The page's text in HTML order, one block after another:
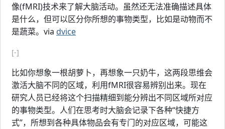
像(fMRI)技术来了解大脑活动。虽然还无法准确描述具体
是什么，但可以区分你所想的事物类型，比如是动物而不
是蔬菜。via dvice
[-]
比如你想象一根胡萝卜，再想象一只奶牛，这两段思维会
激活大脑不同的区域，利用fMRI很容易辨别出来。现在
研究人员已经将这个扫描精细到能分辨出不同区域所对应
的事物类型。人们在思考时大脑会记录下各种“快捷方
式”，所想到各种具体物品会有专门的对应区域，可能这